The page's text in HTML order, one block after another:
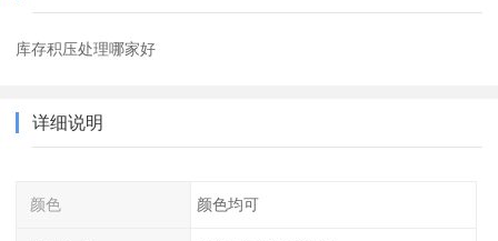
库存积压处理哪家好
详细说明
颜色 颜色均可